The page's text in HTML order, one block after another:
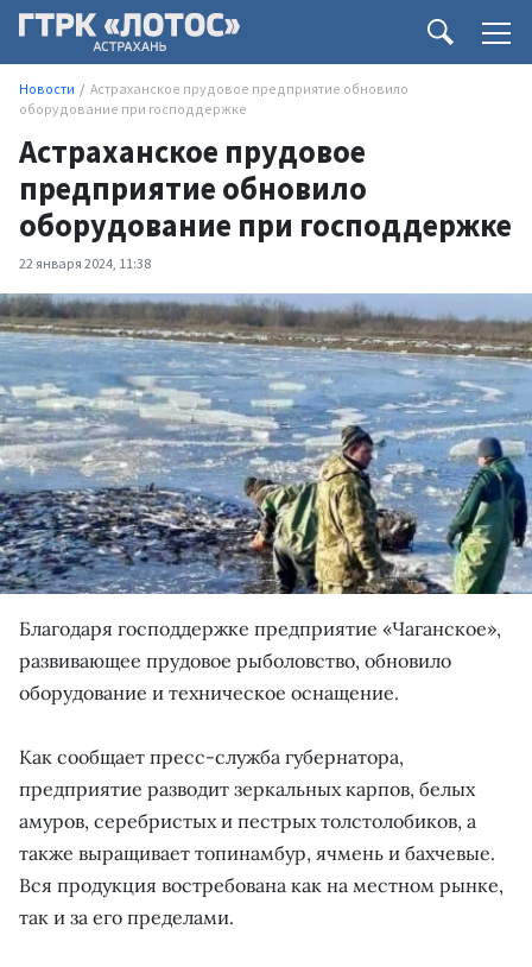
Новости
Астраханское прудовое предприятие обновило
оборудование при господдержке
Астраханское прудовое
предприятие обновило
оборудование при господдержке
22 января 2024, 11:38
Благодаря господдержке предприятие «Чаганское»,
развивающее прудовое рыболовство, обновило
оборудование и техническое оснащение.
Как сообщает пресс-служба губернатора,
предприятие разводит зеркальных карпов, белых
амуров, серебристых и пестрых толстолобиков, а
также выращивает топинамбур, ячмень и бахчевые.
Вся продукция востребована как на местном рынке,
так и за его пределами.